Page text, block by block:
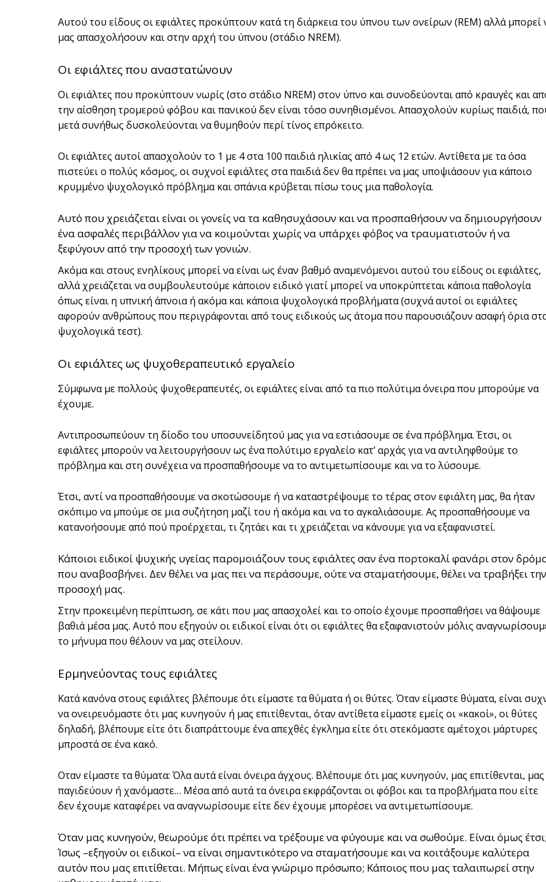
Αυτού του είδους οι εφιάλτες προκύπτουν κατά τη διάρκεια του ύπνου των ονείρων (REM) αλλά μπορεί
μας απασχολήσουν και στην αρχή του ύπνου (στάδιο NREM).
Οι εφιάλτες που αναστατώνουν
Οι εφιάλτες που προκύπτουν νωρίς (στο στάδιο NREM) στον ύπνο και συνοδεύονται από κραυγές και
την αίσθηση τρομερού φόβου και πανικού δεν είναι τόσο συνηθισμένοι. Απασχολούν κυρίως παιδιά,
μετά συνήθως δυσκολεύονται να θυμηθούν περί τίνος επρόκειτο.
Οι εφιάλτες αυτοί απασχολούν το 1 με 4 στα 100 παιδιά ηλικίας από 4 ως 12 ετών. Αντίθετα με τα όσα
πιστεύει ο πολύς κόσμος, οι συχνοί εφιάλτες στα παιδιά δεν θα πρέπει να μας υποψιάσουν για κάποιο
κρυμμένο ψυχολογικό πρόβλημα και σπάνια κρύβεται πίσω τους μια παθολογία.
Αυτό που χρειάζεται είναι οι γονείς να τα καθησυχάσουν και να προσπαθήσουν να δημιουργήσουν
ένα ασφαλές περιβάλλον για να κοιμούνται χωρίς να υπάρχει φόβος να τραυματιστούν ή να
ξεφύγουν από την προσοχή των γονιών.
Ακόμα και στους ενηλίκους μπορεί να είναι ως έναν βαθμό αναμενόμενοι αυτού του είδους οι εφιάλτες,
αλλά χρειάζεται να συμβουλευτούμε κάποιον ειδικό γιατί μπορεί να υποκρύπτεται κάποια παθολογία
όπως είναι η υπνική άπνοια ή ακόμα και κάποια ψυχολογικά προβλήματα (συχνά αυτοί οι εφιάλτες
αφορούν ανθρώπους που περιγράφονται από τους ειδικούς ως άτομα που παρουσιάζουν ασαφή όρια
ψυχολογικά τεστ).
Οι εφιάλτες ως ψυχοθεραπευτικό εργαλείο
Σύμφωνα με πολλούς ψυχοθεραπευτές, οι εφιάλτες είναι από τα πιο πολύτιμα όνειρα που μπορούμε να
έχουμε.
Αντιπροσωπεύουν τη δίοδο του υποσυνείδητού μας για να εστιάσουμε σε ένα πρόβλημα. Έτσι, οι
εφιάλτες μπορούν να λειτουργήσουν ως ένα πολύτιμο εργαλείο κατ’ αρχάς για να αντιληφθούμε το
πρόβλημα και στη συνέχεια να προσπαθήσουμε να το αντιμετωπίσουμε και να το λύσουμε.
Έτσι, αντί να προσπαθήσουμε να σκοτώσουμε ή να καταστρέψουμε το τέρας στον εφιάλτη μας, θα ήταν
σκόπιμο να μπούμε σε μια συζήτηση μαζί του ή ακόμα και να το αγκαλιάσουμε. Ας προσπαθήσουμε να
κατανοήσουμε από πού προέρχεται, τι ζητάει και τι χρειάζεται να κάνουμε για να εξαφανιστεί.
Κάποιοι ειδικοί ψυχικής υγείας παρομοιάζουν τους εφιάλτες σαν ένα πορτοκαλί φανάρι στον
που αναβοσβήνει. Δεν θέλει να μας πει να περάσουμε, ούτε να σταματήσουμε, θέλει να τραβήξει την
προσοχή μας.
Στην προκειμένη περίπτωση, σε κάτι που μας απασχολεί και το οποίο έχουμε προσπαθήσει να θάψουμε
βαθιά μέσα μας. Αυτό που εξηγούν οι ειδικοί είναι ότι οι εφιάλτες θα εξαφανιστούν μόλις
το μήνυμα που θέλουν να μας στείλουν.
Ερμηνεύοντας τους εφιάλτες
Κατά κανόνα στους εφιάλτες βλέπουμε ότι είμαστε τα θύματα ή οι θύτες. Όταν είμαστε θύματα, είναι
να ονειρευόμαστε ότι μας κυνηγούν ή μας επιτίθενται, όταν αντίθετα είμαστε εμείς οι «κακοί», οι θύτες
δηλαδή, βλέπουμε είτε ότι διαπράττουμε ένα απεχθές έγκλημα είτε ότι στεκόμαστε αμέτοχοι μάρτυρες
μπροστά σε ένα κακό.
Οταν είμαστε τα θύματα: Όλα αυτά είναι όνειρα άγχους. Βλέπουμε ότι μας κυνηγούν, μας επιτίθενται, μας
παγιδεύουν ή χανόμαστε… Μέσα από αυτά τα όνειρα εκφράζονται οι φόβοι και τα προβλήματα που είτε
δεν έχουμε καταφέρει να αναγνωρίσουμε είτε δεν έχουμε μπορέσει να αντιμετωπίσουμε.
Όταν μας κυνηγούν, θεωρούμε ότι πρέπει να τρέξουμε να φύγουμε και να σωθούμε. Είναι όμως
Ίσως –εξηγούν οι ειδικοί– να είναι σημαντικότερο να σταματήσουμε και να κοιτάξουμε καλύτερα
αυτόν που μας επιτίθεται. Μήπως είναι ένα γνώριμο πρόσωπο; Κάποιος που μας ταλαιπωρεί στην